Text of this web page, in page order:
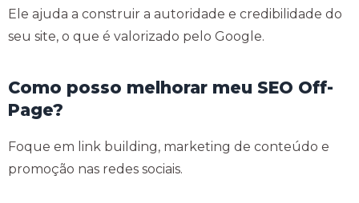
Ele ajuda a construir a autoridade e credibilidade do
seu site, o que é valorizado pelo Google.
Como posso melhorar meu SEO Off-
Page?
Foque em link building, marketing de conteúdo e
promoção nas redes sociais.